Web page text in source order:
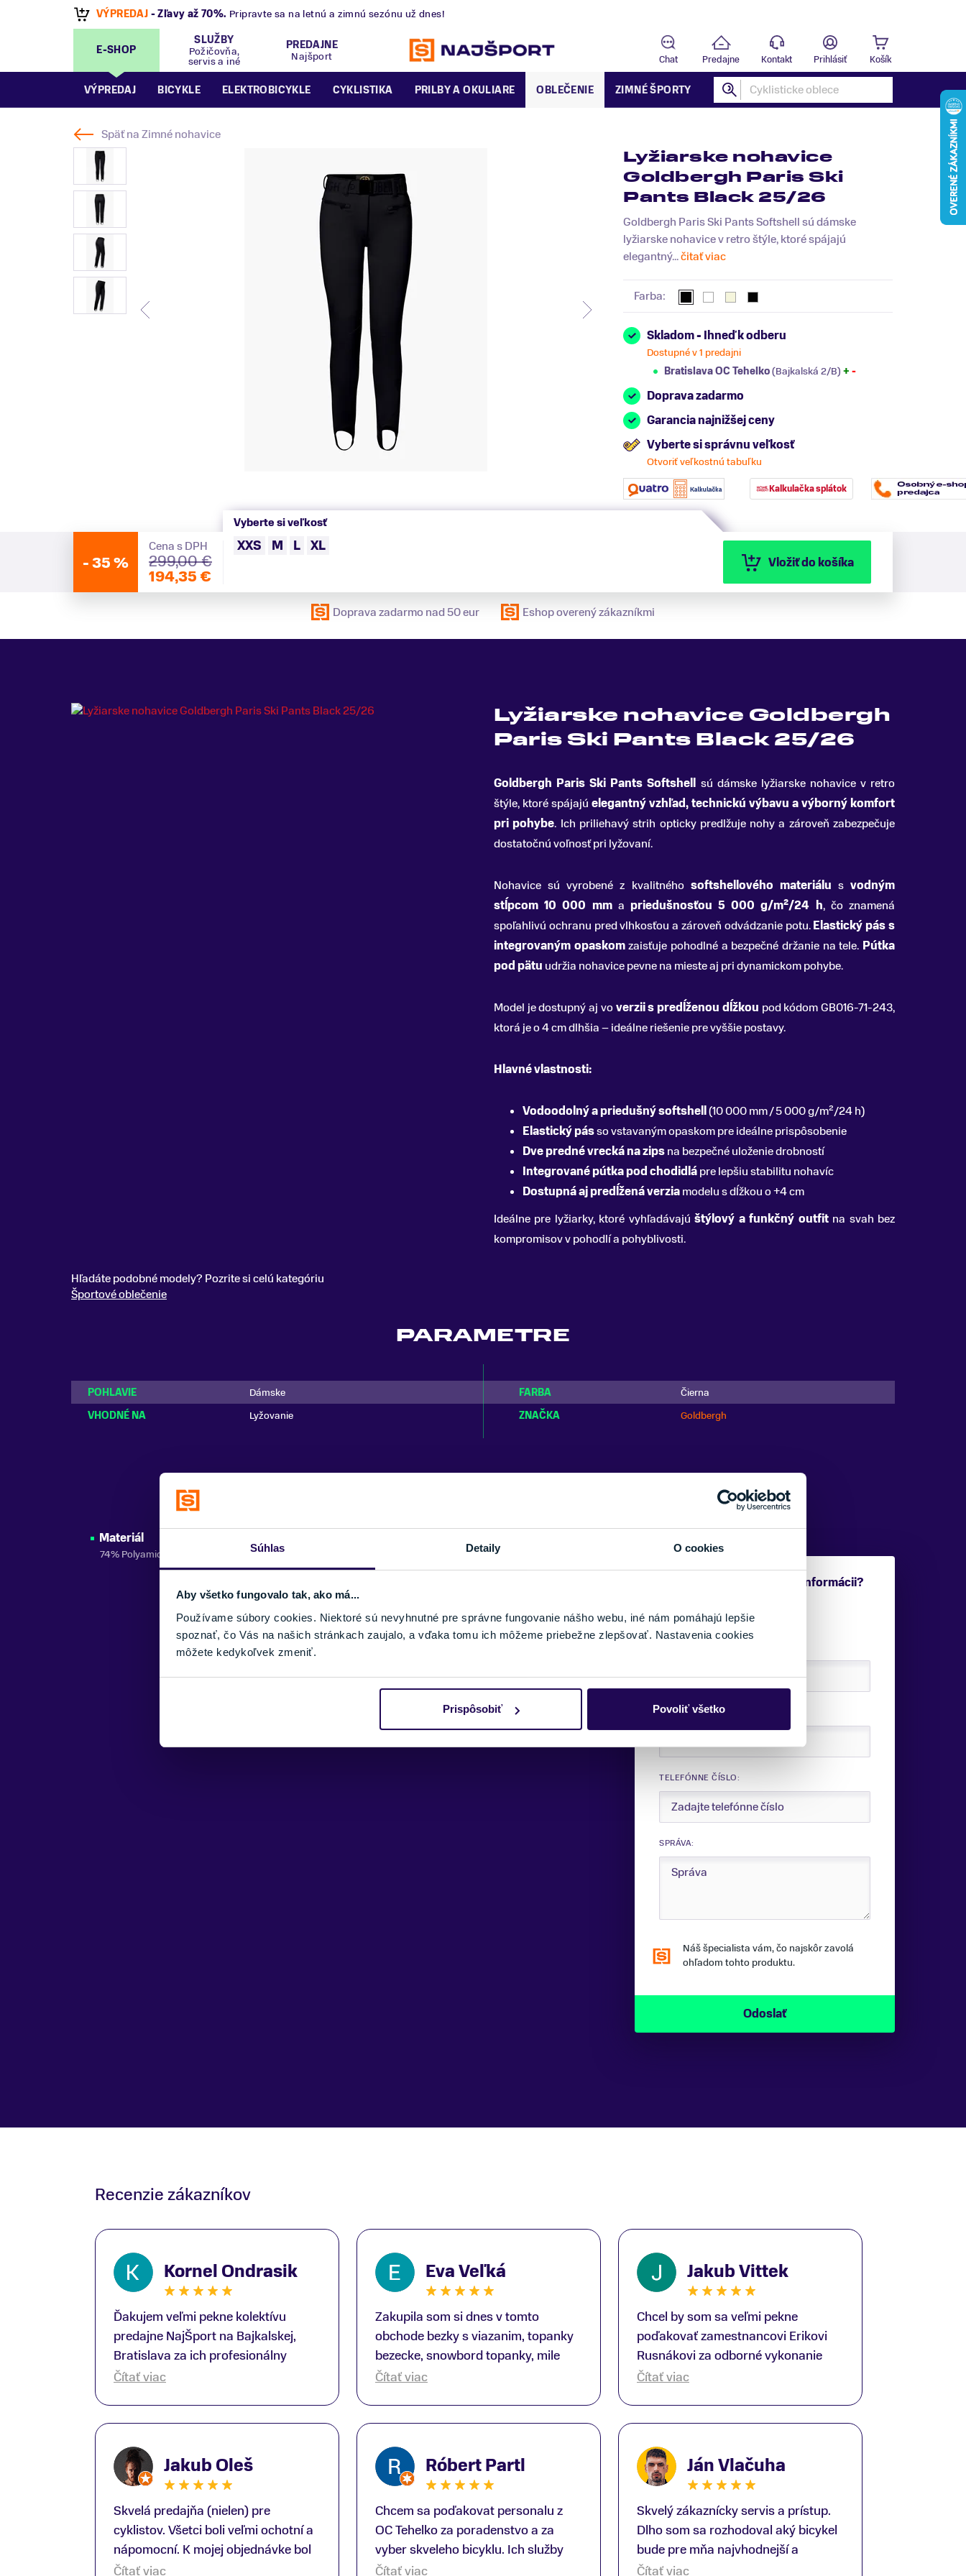
Súhlas Detaily O cookies
Aby všetko fungovalo tak, ako má...
Používame súbory cookies. Niektoré sú nevyhnutné pre správne fungovanie nášho webu, iné nám pomáhajú lepšie
spoznať, čo Vás na našich stránkach zaujalo, a vďaka tomu ich môžeme priebežne zlepšovať. Nastavenia cookies
môžete kedykoľvek zmeniť.
Prispôsobiť Povoliť všetko
VÝPREDAJ - Zľavy až 70%. Pripravte sa na letnú a zimnú sezónu už dnes!
E-SHOP
SLUŽBY
Požičovňa,
servis a iné
PREDAJNE
Najšport
Chat Predajne Kontakt Prihlásiť Košík
VÝPREDAJ BICYKLE ELEKTROBICYKLE CYKLISTIKA PRILBY A OKULIARE OBLEČENIE ZIMNÉ ŠPORTY
Späť naZimné nohavice
Lyžiarske nohavice
Goldbergh Paris Ski
Pants Black 25/26
Goldbergh Paris Ski Pants Softshell sú dámske
lyžiarske nohavice v retro štýle, ktoré spájajú
elegantný...čitať viac
Farba:
Skladom - Ihneď k odberu
Dostupné v 1 predajni
Bratislava OC Tehelko(Bajkalská 2/B) + -
Doprava zadarmo
Garancia najnižšej ceny
Vyberte si správnu veľkosť
Otvoriť veľkostnú tabuľku
Kalkulačka splátok
-35 %
Cena s DPH
299,00 €
194,35 €
Vyberte si veľkosť
XXS M L XL
Vložiť do košíka
Doprava zadarmo nad 50 eur Eshop overený zákazníkmi
Lyžiarske nohavice Goldbergh
Paris Ski Pants Black 25/26
Goldbergh Paris Ski Pants Softshell sú dámske lyžiarske nohavice v retro
štýle, ktoré spájajú elegantný vzhľad, technickú výbavu a výborný komfort
pri pohybe. Ich priliehavý strih opticky predlžuje nohy a zároveň zabezpečuje
dostatočnú voľnosť pri lyžovaní.
Nohavice sú vyrobené z kvalitného softshellového materiálu s vodným
stĺpcom 10 000 mma priedušnosťou 5 000 g/m²/24 h, čo znamená
spoľahlivú ochranu pred vlhkosťou a zároveň odvádzanie potu.Elastický pás s
integrovaným opaskomzaisťuje pohodlné a bezpečné držanie na tele. Pútka
pod pätu udržia nohavice pevne na mieste aj pri dynamickom pohybe.
Model je dostupný aj voverzii s predĺženou dĺžkou pod kódom GB016-71-243,
ktorá je o 4 cm dlhšia – ideálne riešenie pre vyššie postavy.
Hlavné vlastnosti:
Vodoodolný a priedušný softshell(10 000 mm / 5 000 g/m²/24 h)
Elastický pásso vstavaným opaskom pre ideálne prispôsobenie
Dve predné vrecká na zipsna bezpečné uloženie drobností
Integrované pútka pod chodidlápre lepšiu stabilitu nohavíc
Dostupná aj predĺžená verziamodelu s dĺžkou o +4 cm
Ideálne pre lyžiarky, ktoré vyhľadávajúštýlový a funkčný outfitna svah bez
kompromisov v pohodlí a pohyblivosti.
Hľadáte podobné modely? Pozrite si celú kategóriu
Športové oblečenie
PARAMETRE
POHLAVIE Dámske FARBA
Čierna
VHODNÉ NA
Lyžovanie ZNAČKA Goldbergh
Materiál
74% Polyamid 26% Elastan
Potrebujete viac informácii?
E-MAIL:
TELEFÓNNE ČÍSLO:
SPRÁVA:
Náš špecialista vám, čo najskôr zavolá
ohľadom tohto produktu.
Recenzie zákazníkov
Kornel Ondrasik
Ďakujem veľmi pekne kolektívu
predajne NajŠport na Bajkalskej,
Bratislava za ich profesionálny
prístup k zákazníkom; Zvlášť
ako aj prilby.. všetko značka Atomic;
Pán Martin Guniš mi svojou
odbornosťou otvoril nové obzory a
dozvedel som sa, vďaka jeho
profesionálnemu prístupu k
zákazníkovi, up-to-date informácie o
nových trendoch v lyžiarských
Čítať viac
Eva Veľká
Zakupila som si dnes v tomto
obchode bezky s viazanim, topanky
bezecke, snowbord topanky, mile
prekvapenie ako Peter, ktory nas
Čítať viac
Jakub Vittek
Chcel by som sa veľmi pekne
poďakovať zamestnancovi Erikovi
Rusnákovi za odborné vykonanie
bike-fittingu. Je to super človek na
otázky odpovedal bez zaváhania.
Ešte raz ďakujem.
Čítať viac
Jakub Oleš
Skvelá predajňa (nielen) pre
cyklistov. Všetci boli veľmi ochotní a
nápomocní. K mojej objednávke bol
pridelený Oliver, ktorý mi spravil z
Čítať viac
Róbert Partl
Chcem sa poďakovat personalu z
OC Tehelko za poradenstvo a za
vyber skveleho bicyklu. Ich služby
rad využijem zas rad znovu.
Čítať viac
Ján Vlačuha
Skvelý zákaznícky servis a prístup.
Dlho som sa rozhodoval aký bicykel
bude pre mňa najvhodnejší a
predajňu som navštívil viac krát.
Čítať viac